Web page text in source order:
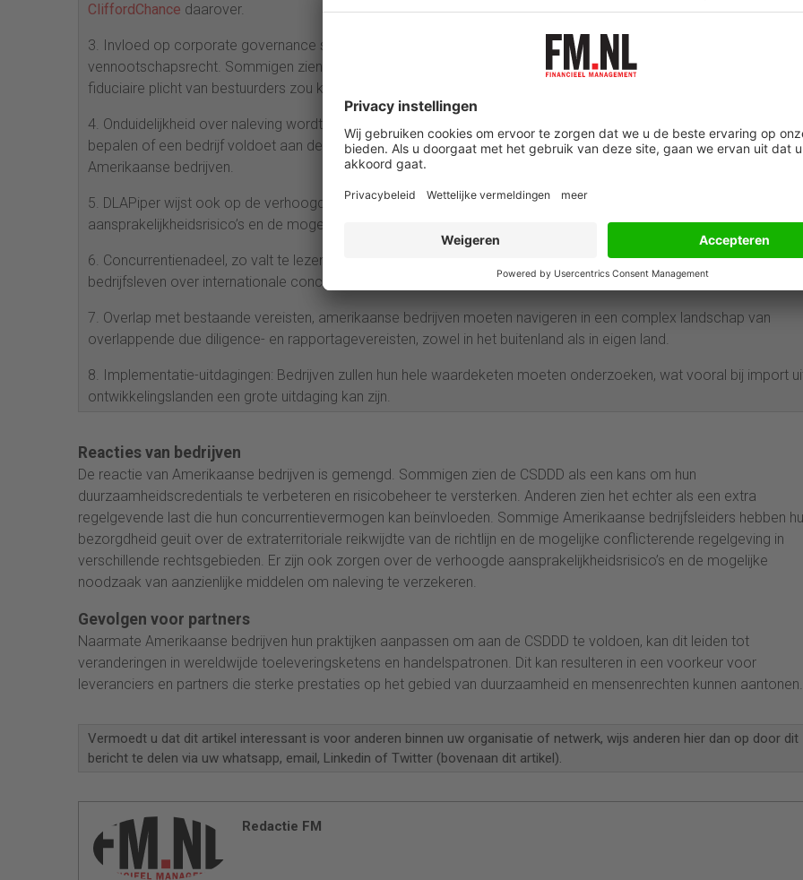
CliffordChance daarover.
3. Invloed op corporate governance speelt ook een rol. De richtlijn raakt namelijk aan de kern van het
vennootschapsrecht. Sommigen zien het als een herschrijving van de Delaware corporate law vanuit Brussel, wat
fiduciaire plicht van bestuurders zou kunnen ondermijnen.
4. Onduidelijkheid over naleving wordt in Amerikaanse medi a als bezwaar benoemt. Het is niet duidelijk hoe de EU
bepalen of een bedrijf voldoet aan de CSDDD. Er zijn vragen over hoe dit gecontroleerd zal worden, vooral voor
Amerikaanse bedrijven.
5. DLAPiper wijst ook op de verhoogde aansprakelijkheidsrisico’s. Bedrijven maken zich zorgen over toegenomen
aansprakelijkheidsrisico’s en de mogelijke noodzaak van aanzienlijke middelen om naleving te verzekeren.
6. Concurrentienadeel, zo valt te lezen op de website van
. Er zijn zorgen in de Amerikaanse industrie en het
bedrijfsleven over internationale concurrentienadelen als gevolg van toenemende regelgeving.
7. Overlap met bestaande vereisten, amerikaanse bedrijven moeten navigeren in een complex landschap van
overlappende due diligence- en rapportagevereisten, zowel in het buitenland als in eigen land.
8. Implementatie-uitdagingen: Bedrijven zullen hun hele waardeketen moeten onderzoeken, wat vooral bij import
ontwikkelingslanden een grote uitdaging kan zijn.
Reacties van bedrijven
De reactie van Amerikaanse bedrijven is gemengd. Sommigen zien de CSDDD als een kans om hun
duurzaamheidscredentials te verbeteren en risicobeheer te versterken. Anderen zien het echter als een extra
regelgevende last die hun concurrentievermogen kan beïnvloeden. Sommige Amerikaanse bedrijfsleiders hebben
bezorgdheid geuit over de extraterritoriale reikwijdte van de richtlijn en de mogelijke conflicterende regelgeving in
verschillende rechtsgebieden. Er zijn ook zorgen over de verhoogde aansprakelijkheidsrisico’s en de mogelijke
noodzaak van aanzienlijke middelen om naleving te verzekeren.
Gevolgen voor partners
Naarmate Amerikaanse bedrijven hun praktijken aanpassen om aan de CSDDD te voldoen, kan dit leiden tot
veranderingen in wereldwijde toeleveringsketens en handelspatronen. Dit kan resulteren in een voorkeur voor
leveranciers en partners die sterke prestaties op het gebied van duurzaamheid en mensenrechten kunnen aantonen.
Vermoedt u dat dit artikel interessant is voor anderen binnen uw organisatie of netwerk, wijs anderen hier dan op door dit
bericht te delen via uw whatsapp, email, Linkedin of Twitter (bovenaan dit artikel).
Redactie FM